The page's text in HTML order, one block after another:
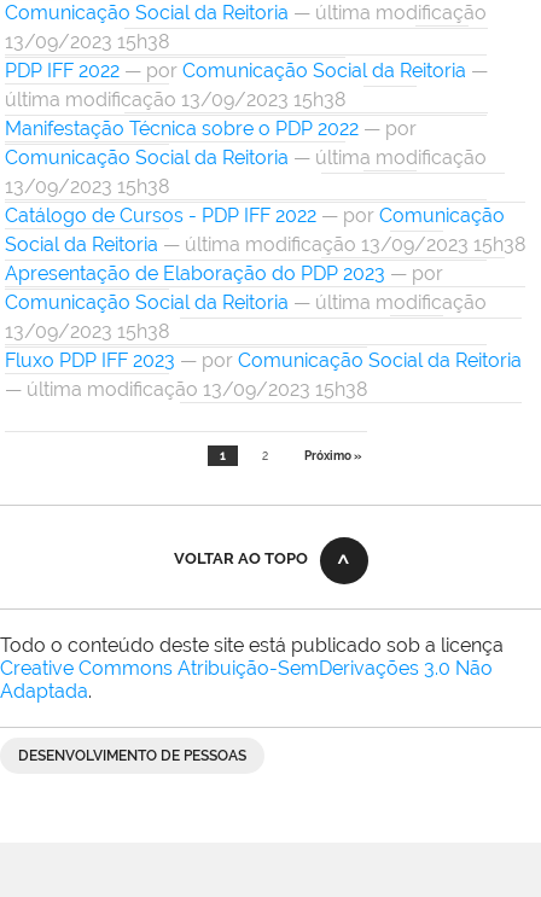
Comunicação Social da Reitoria — última modificação
13/09/2023 15h38
PDP IFF 2022 — por Comunicação Social da Reitoria —
última modificação 13/09/2023 15h38
Manifestação Técnica sobre o PDP 2022 — por
Comunicação Social da Reitoria — última modificação
13/09/2023 15h38
Catálogo de Cursos - PDP IFF 2022 — por Comunicação
Social da Reitoria — última modificação 13/09/2023 15h38
Apresentação de Elaboração do PDP 2023 — por
Comunicação Social da Reitoria — última modificação
13/09/2023 15h38
Fluxo PDP IFF 2023 — por Comunicação Social da Reitoria
— última modificação 13/09/2023 15h38
1 2 Próximo »
VOLTAR AO TOPO
Todo o conteúdo deste site está publicado sob a licença
Creative Commons Atribuição-SemDerivações 3.0 Não
Adaptada.
DESENVOLVIMENTO DE PESSOAS